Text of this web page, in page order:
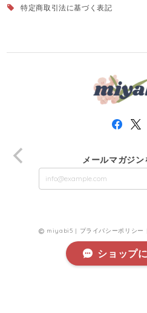
特定商取引法に基づく表記
メールマガジン
miyabi5 | プライバシーポリシー
ショップ